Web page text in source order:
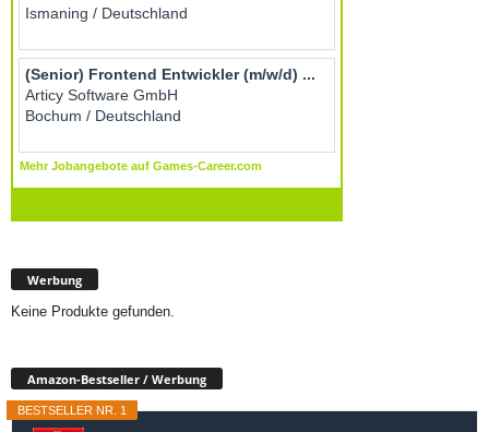
Werbung
Keine Produkte gefunden.
Amazon-Bestseller / Werbung
BESTSELLER NR. 1